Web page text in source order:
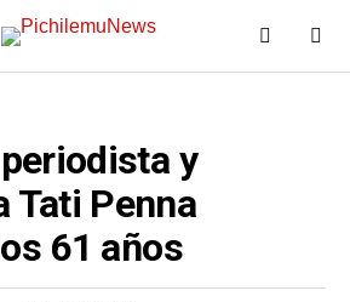
y
Tati Penna
61 años